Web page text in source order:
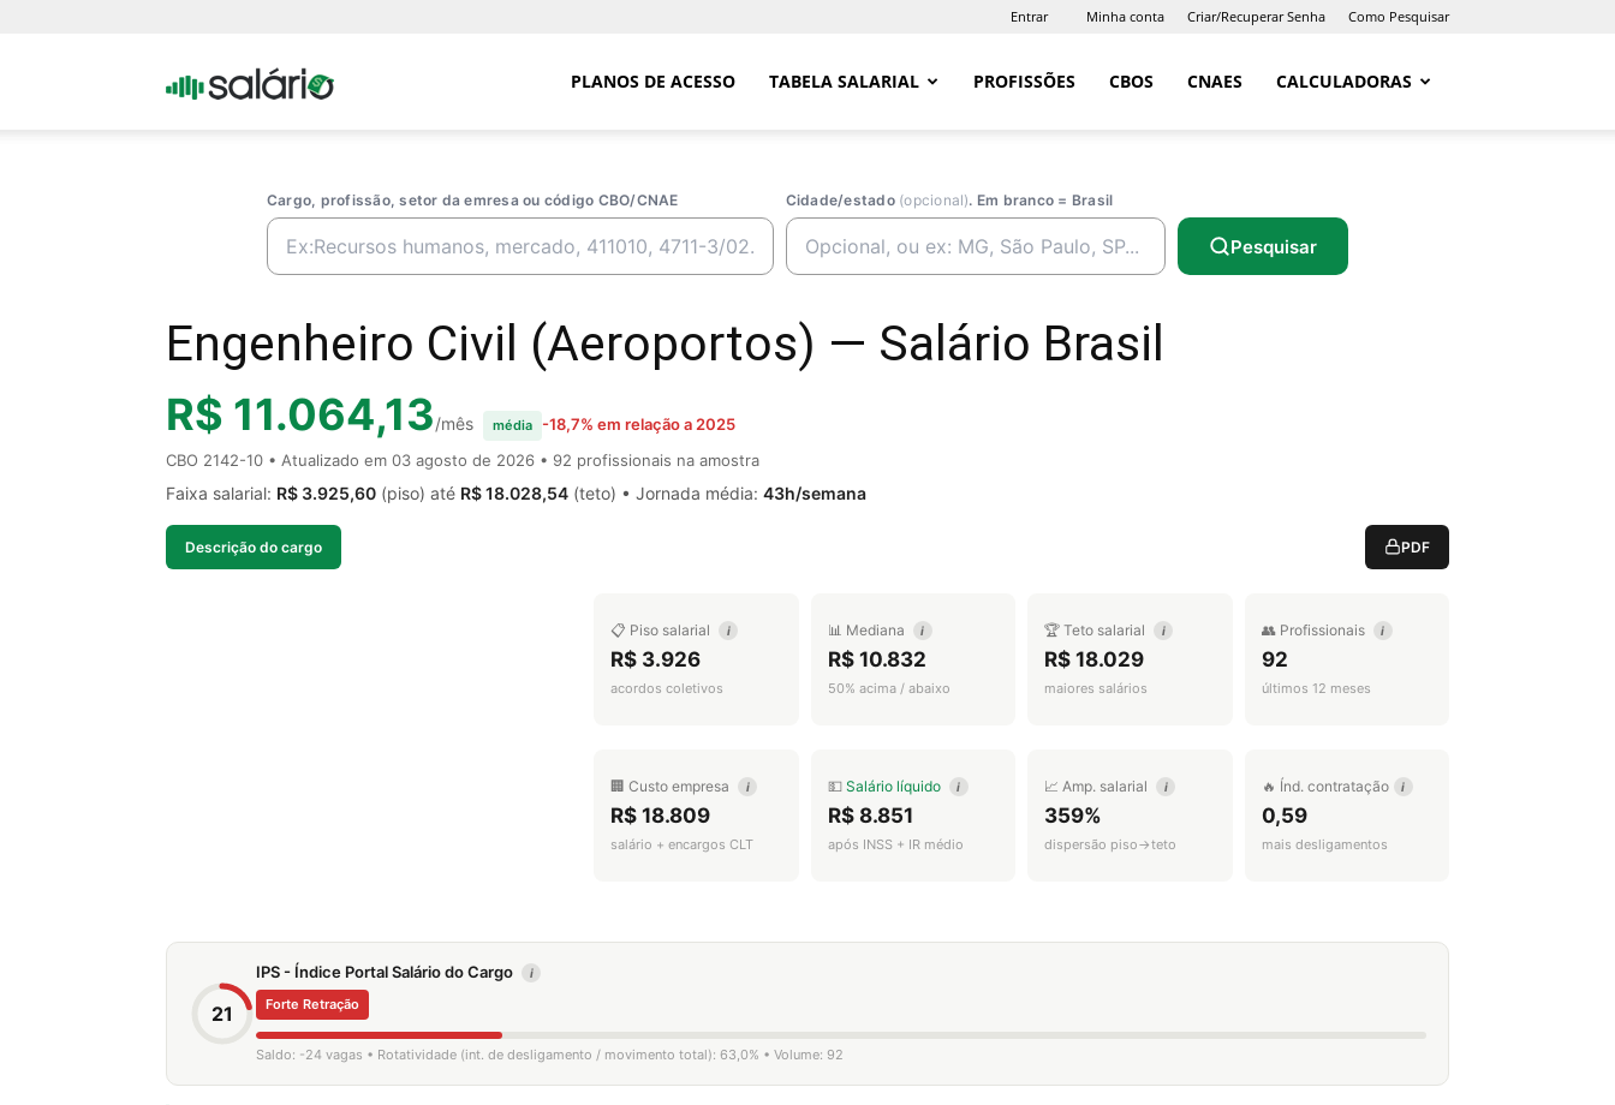
Entrar Minha conta Criar/Recuperar Senha Como Pesquisar
Portal PLANOS DE ACESSO TABELA SALARIAL PROFISSÕES CBOS CNAES CALCULADORAS
Cargo, profissão, setor da emresa ou código CBO/CNAE Cidade/estado (opcional). Em branco = Brasil
Pesquisar
Engenheiro Civil (Aeroportos) — Salário Brasil
R$ 11.064,13/mês média
-18,7% em relação a 2025
CBO 2142-10 • Atualizado em 03 agosto de 2026 • 92 profissionais na amostra
Faixa salarial: R$ 3.925,60 (piso) até R$ 18.028,54 (teto) • Jornada média: 43h/semana
Descrição do cargo PDF
📋 Piso salarial i
R$ 3.926
acordos coletivos
📊 Mediana i
R$ 10.832
50% acima / abaixo
🏆 Teto salarial i
R$ 18.029
maiores salários
👥 Profissionais i
92
últimos 12 meses
🏢 Custo empresa i
R$ 18.809
salário + encargos CLT
💵 Salário líquido i
R$ 8.851
após INSS + IR médio
📈 Amp. salarial i
359%
dispersão piso→teto
🔥 Índ. contratação i
0,59
mais desligamentos
21
IPS - Índice Portal Salário do Cargo i
Forte Retração
Saldo: -24 vagas • Rotatividade (int. de desligamento / movimento total): 63,0% • Volume: 92